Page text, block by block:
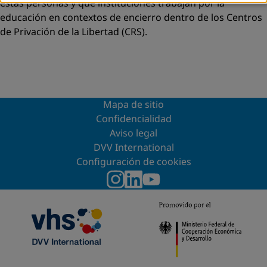
estas personas y que instituciones trabajan por la
educación en contextos de encierro dentro de los Centros
de Privación de la Libertad (CRS).
Mapa de sitio
Confidencialidad
Aviso legal
DVV International
Configuración de cookies